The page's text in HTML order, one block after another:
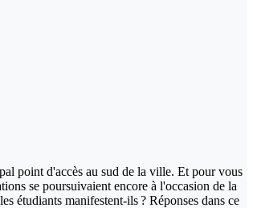
point d'accès au sud de la ville. Et pour vous
se poursuivaient encore à l'occasion de la
étudiants manifestent-ils ? Réponses dans ce